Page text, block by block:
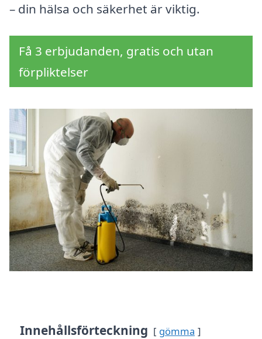
– din hälsa och säkerhet är viktig.
Få 3 erbjudanden, gratis och utan
förpliktelser
Innehållsförteckning gömma